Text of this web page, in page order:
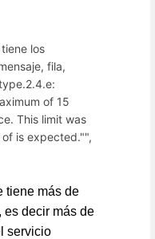
los
fila,
of 15
This limit was
is expected."",
tiene más de
es decir más de
servicio